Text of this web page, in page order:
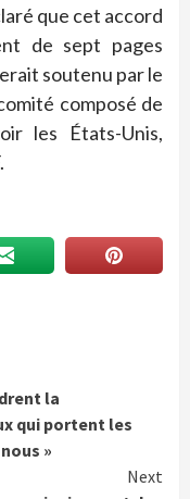
que cet accord
de sept pages
soutenu par le
composé de
les États-Unis,
la
qui portent les
»
Next